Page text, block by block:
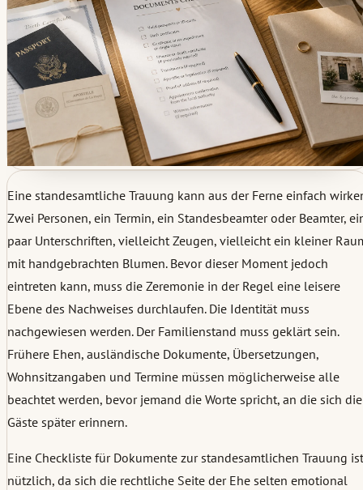
Eine standesamtliche Trauung kann aus der Ferne einfach
Zwei Personen, ein Termin, ein Standesbeamter oder Beamter,
paar Unterschriften, vielleicht Zeugen, vielleicht ein kleiner
mit handgebrachten Blumen. Bevor dieser Moment jedoch
eintreten kann, muss die Zeremonie in der Regel eine leisere
Ebene des Nachweises durchlaufen. Die Identität muss
nachgewiesen werden. Der Familienstand muss geklärt sein.
Frühere Ehen, ausländische Dokumente, Übersetzungen,
Wohnsitzangaben und Termine müssen möglicherweise alle
beachtet werden, bevor jemand die Worte spricht, an die sich die
Gäste später erinnern.
Eine Checkliste für Dokumente zur standesamtlichen Trauung ist
nützlich, da sich die rechtliche Seite der Ehe selten emotional